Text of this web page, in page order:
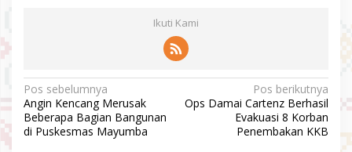
Ikuti Kami
N
a
v
Pos sebelumnya
Angin Kencang Merusak
Beberapa Bagian Bangunan
di Puskesmas Mayumba
Pos berikutnya
Ops Damai Cartenz Berhasil
Evakuasi 8 Korban
Penembakan KKB